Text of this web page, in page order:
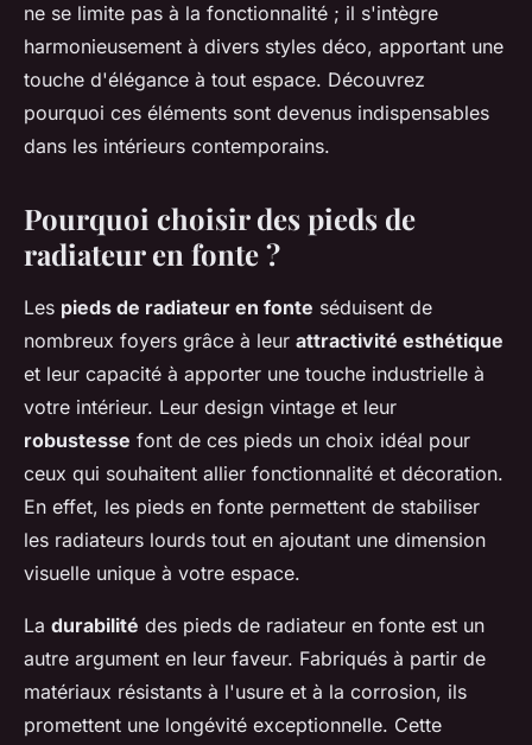
ne se limite pas à la fonctionnalité ; il s'intègre
harmonieusement à divers styles déco, apportant une
touche d'élégance à tout espace. Découvrez
pourquoi ces éléments sont devenus indispensables
dans les intérieurs contemporains.
Pourquoi choisir des pieds de
radiateur en fonte ?
Les pieds de radiateur en fonte séduisent de
nombreux foyers grâce à leur attractivité esthétique
et leur capacité à apporter une touche industrielle à
votre intérieur. Leur design vintage et leur
robustesse font de ces pieds un choix idéal pour
ceux qui souhaitent allier fonctionnalité et décoration.
En effet, les pieds en fonte permettent de stabiliser
les radiateurs lourds tout en ajoutant une dimension
visuelle unique à votre espace.
La durabilité des pieds de radiateur en fonte est un
autre argument en leur faveur. Fabriqués à partir de
matériaux résistants à l'usure et à la corrosion, ils
promettent une longévité exceptionnelle. Cette